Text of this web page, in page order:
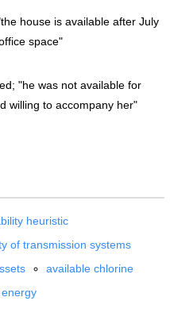
house is available after July
space"
"he was not available for
willing to accompany her"
heuristic
of transmission systems
available chlorine